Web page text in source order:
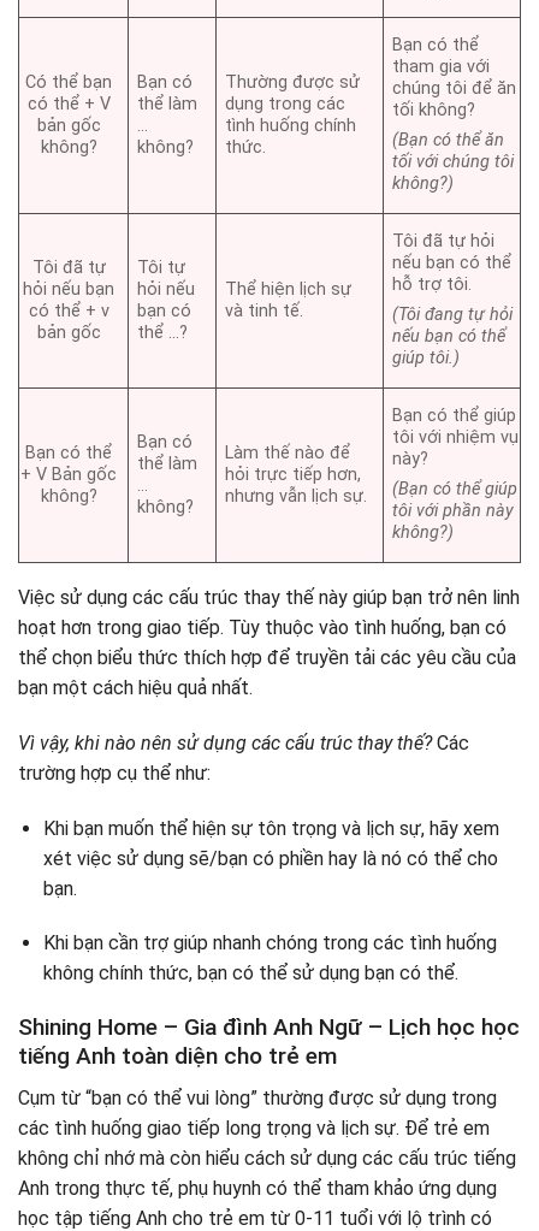
Có thể bạn
có thể + V
bản gốc
không?
Bạn có
thể làm
…
không?
Thường được sử
dụng trong các
tình huống chính
thức.
Bạn có thể
tham gia với
chúng tôi để ăn
tối không?
(Bạn có thể ăn
tối với chúng tôi
không?)
Tôi đã tự
hỏi nếu bạn
có thể + v
bản gốc
Tôi tự
hỏi nếu
bạn có
thể …?
Thể hiện lịch sự
và tinh tế.
Tôi đã tự hỏi
nếu bạn có thể
hỗ trợ tôi.
(Tôi đang tự hỏi
nếu bạn có thể
giúp tôi.)
Bạn có thể
+ V Bản gốc
không?
Bạn có
thể làm
…
không?
Làm thế nào để
hỏi trực tiếp hơn,
nhưng vẫn lịch sự.
Bạn có thể giúp
tôi với nhiệm vụ
này?
(Bạn có thể giúp
tôi với phần này
không?)
Việc sử dụng các cấu trúc thay thế này giúp bạn trở nên linh
hoạt hơn trong giao tiếp. Tùy thuộc vào tình huống, bạn có
thể chọn biểu thức thích hợp để truyền tải các yêu cầu của
bạn một cách hiệu quả nhất.
Vì vậy, khi nào nên sử dụng các cấu trúc thay thế?Các
trường hợp cụ thể như:
Khi bạn muốn thể hiện sự tôn trọng và lịch sự, hãy xem
xét việc sử dụng sẽ/bạn có phiền hay là nó có thể cho
bạn.
Khi bạn cần trợ giúp nhanh chóng trong các tình huống
không chính thức, bạn có thể sử dụng bạn có thể.
Shining Home – Gia đình Anh Ngữ – Lịch học học
tiếng Anh toàn diện cho trẻ em
Cụm từ “bạn có thể vui lòng” thường được sử dụng trong
các tình huống giao tiếp long trọng và lịch sự. Để trẻ em
không chỉ nhớ mà còn hiểu cách sử dụng các cấu trúc tiếng
Anh trong thực tế, phụ huynh có thể tham khảo ứng dụng
học tập tiếng Anh cho trẻ em từ 0-11 tuổi với lộ trình có